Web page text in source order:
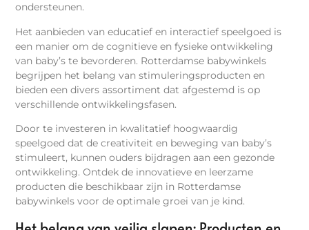
ondersteunen.
Het aanbieden van educatief en interactief speelgoed is
een manier om de cognitieve en fysieke ontwikkeling
van baby’s te bevorderen. Rotterdamse babywinkels
begrijpen het belang van stimuleringsproducten en
bieden een divers assortiment dat afgestemd is op
verschillende ontwikkelingsfasen.
Door te investeren in kwalitatief hoogwaardig
speelgoed dat de creativiteit en beweging van baby’s
stimuleert, kunnen ouders bijdragen aan een gezonde
ontwikkeling. Ontdek de innovatieve en leerzame
producten die beschikbaar zijn in Rotterdamse
babywinkels voor de optimale groei van je kind.